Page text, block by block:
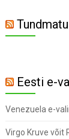
Eesti e-
Venezuela e-
Virgo Kruve võit